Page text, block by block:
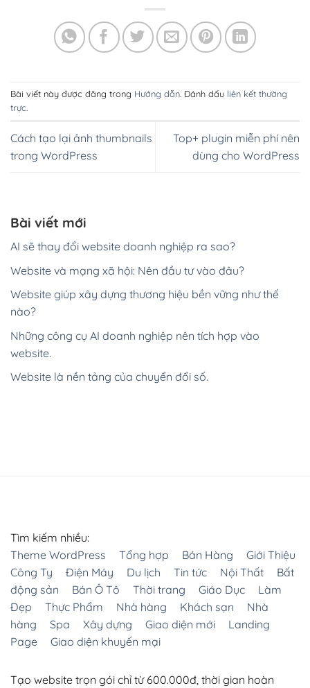
Bài viết này được đăng trong Hướng dẫn. Đánh dấu liên kết thường
trực.
Cách tạo lại ảnh thumbnails
trong WordPress
Top+ plugin miễn phí nên
dùng cho WordPress
Bài viết mới
AI sẽ thay đổi website doanh nghiệp ra sao?
Website và mạng xã hội: Nên đầu tư vào đâu?
Website giúp xây dựng thương hiệu bền vững như thế
nào?
Những công cụ AI doanh nghiệp nên tích hợp vào
website.
Website là nền tảng của chuyển đổi số.
Tìm kiếm nhiều:
Theme WordPress
Tổng hợp Bán Hàng
Giới Thiệu
Công Ty
Điện Máy Du lịch Tin tức Nội Thất
Bất
động sản
Bán Ô Tô Thời trang Giáo Dục
Làm
Đẹp
Thực Phẩm Nhà hàng Khách sạn
Nhà
hàng
Spa Xây dựng Giao diện mới
Landing
Page
Giao diện khuyến mại
Tạo website trọn gói chỉ từ 600.000đ, thời gian hoàn